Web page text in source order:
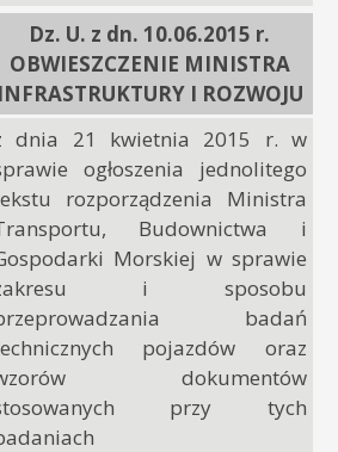
Dz. U. z dn. 10.06.2015 r.
OBWIESZCZENIE MINISTRA
INFRASTRUKTURY I ROZWOJU
dnia 21 kwietnia 2015 r. w
ogłoszenia jednolitego
rozporządzenia Ministra
Budownictwa i
Morskiej w sprawie
i sposobu
badań
pojazdów oraz
dokumentów
przy tych